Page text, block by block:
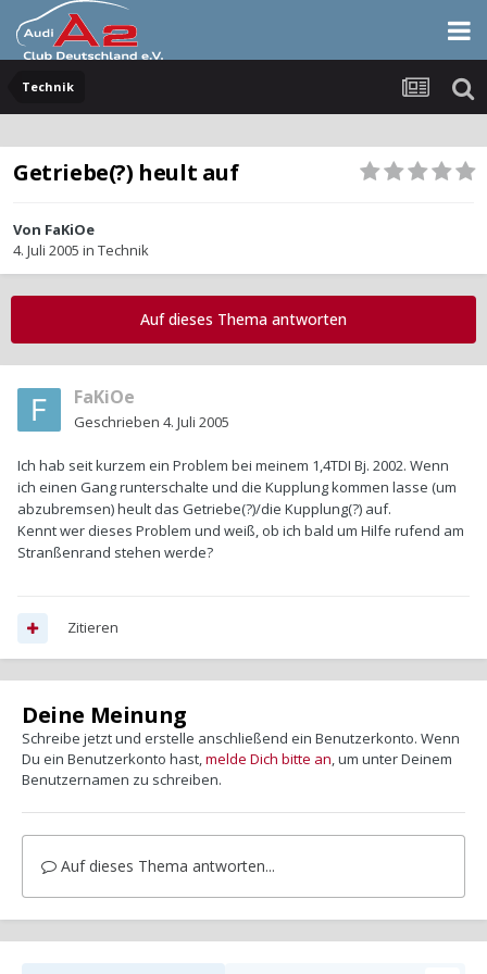
Technik
Getriebe(?) heult auf
Von FaKiOe
4. Juli 2005 in Technik
Auf dieses Thema antworten
FaKiOe
Geschrieben 4. Juli 2005
Ich hab seit kurzem ein Problem bei meinem 1,4TDI Bj. 2002. Wenn
ich einen Gang runterschalte und die Kupplung kommen lasse (um
abzubremsen) heult das Getriebe(?)/die Kupplung(?) auf.
Kennt wer dieses Problem und weiß, ob ich bald um Hilfe rufend am
Stranßenrand stehen werde?
Zitieren
Deine Meinung
Schreibe jetzt und erstelle anschließend ein Benutzerkonto. Wenn
Du ein Benutzerkonto hast,melde Dich bitte an, um unter Deinem
Benutzernamen zu schreiben.
Auf dieses Thema antworten...